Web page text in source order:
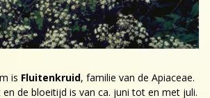
is Fluitenkruid, familie van de Apiaceae.
de bloeitijd is van ca. juni tot en met juli.